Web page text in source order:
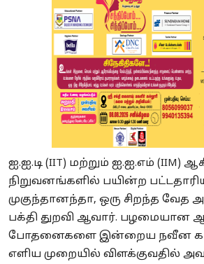
ஐ.ஐ.டி (IIT) மற்றும் ஐ.ஐ.எம் (IIM)
நிறுவனங்களில் பயின்ற
முகுந்தானந்தா, ஒரு சிறந்த வேத
பக்தி துறவி ஆவார். பழமையான
போதனைகளை இன்றைய நவீன
எளிய முறையில் விளக்குவதில்